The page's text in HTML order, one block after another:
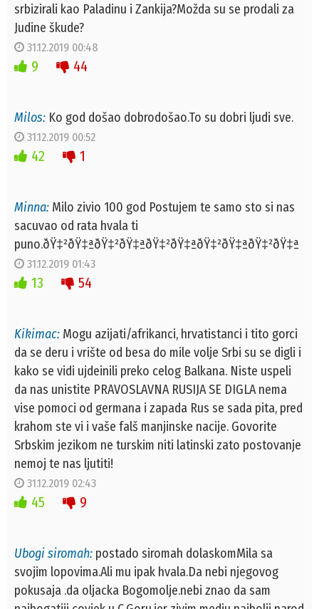
srbizirali kao Paladinu i Zankija?Možda su se prodali za
Judine škude?
31.12.2019 00:48
9 44
Milos: Ko god došao dobrodošao.To su dobri ljudi sve.
31.12.2019 00:52
42 1
Minna: Milo zivio 100 god Postujem te samo sto si nas
sacuvao od rata hvala ti
puno.ðŸ‡²ðŸ‡ªðŸ‡²ðŸ‡ªðŸ‡²ðŸ‡ªðŸ‡²ðŸ‡ªðŸ‡²ðŸ‡ª
31.12.2019 01:43
13 54
Kikimac: Mogu azijati/afrikanci, hrvatistanci i tito gorci
da se deru i vrište od besa do mile volje Srbi su se digli i
kako se vidi ujdeinili preko celog Balkana. Niste uspeli
da nas unistite PRAVOSLAVNA RUSIJA SE DIGLA nema
vise pomoci od germana i zapada Rus se sada pita, pred
krahom ste vi i vaše falš manjinske nacije. Govorite
Srbskim jezikom ne turskim niti latinski zato postovanje
nemoj te nas ljutiti!
31.12.2019 02:43
45 9
Ubogi siromah: postado siromah dolaskomMila sa
svojim lopovima.Ali mu ipak hvala.Da nebi njegovog
pokusaja .da oljacka Bogomolje.nebi znao da sam